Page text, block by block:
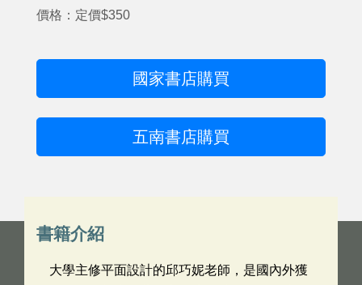
價格：定價$350
國家書店購買
五南書店購買
書籍介紹
大學主修平面設計的邱巧妮老師，是國內外獲